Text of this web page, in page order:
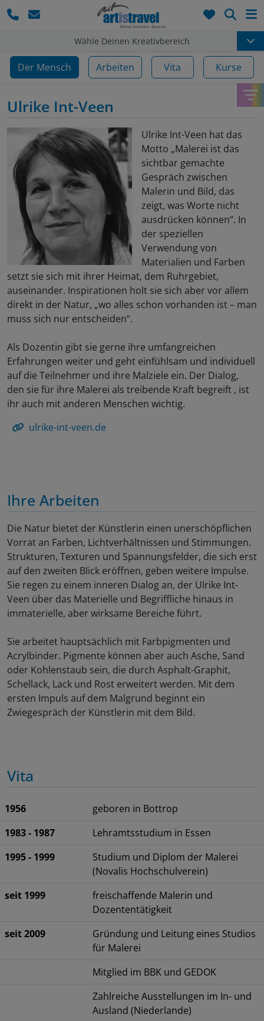
Wähle Deinen Kreativbereich
Der Mensch Arbeiten Vita Kurse
Ulrike Int-Veen
Ulrike Int-Veen hat das
Motto „Malerei ist das
sichtbar gemachte
Gespräch zwischen
Malerin und Bild, das
zeigt, was Worte nicht
ausdrücken können“. In
der speziellen
Verwendung von
Materialien und Farben
setzt sie sich mit ihrer Heimat, dem Ruhrgebiet,
auseinander. Inspirationen holt sie sich aber vor allem
direkt in der Natur, „wo alles schon vorhanden ist – man
muss sich nur entscheiden“.
Als Dozentin gibt sie gerne ihre umfangreichen
Erfahrungen weiter und geht einfühlsam und individuell
auf die Teilnehmer und ihre Malziele ein. Der Dialog,
den sie für ihre Malerei als treibende Kraft begreift , ist
ihr auch mit anderen Menschen wichtig.
ulrike-int-veen.de
Ihre Arbeiten
Die Natur bietet der Künstlerin einen unerschöpflichen
Vorrat an Farben, Lichtverhältnissen und Stimmungen.
Strukturen, Texturen und Spannungsfelder, die sich erst
auf den zweiten Blick eröffnen, geben weitere Impulse.
Sie regen zu einem inneren Dialog an, der Ulrike Int-
Veen über das Materielle und Begriffliche hinaus in
immaterielle, aber wirksame Bereiche führt.
Sie arbeitet hauptsächlich mit Farbpigmenten und
Acrylbinder. Pigmente können aber auch Asche, Sand
oder Kohlenstaub sein, die durch Asphalt-Graphit,
Schellack, Lack und Rost erweitert werden. Mit dem
ersten Impuls auf dem Malgrund beginnt ein
Zwiegespräch der Künstlerin mit dem Bild.
Vita
1956
geboren in Bottrop
1983 - 1987
Lehramtsstudium in Essen
1995 - 1999
Studium und Diplom der Malerei
(Novalis Hochschulverein)
seit 1999
freischaffende Malerin und
Dozententätigkeit
seit 2009
Gründung und Leitung eines Studios
für Malerei
Mitglied im BBK und GEDOK
Zahlreiche Ausstellungen im In- und
Ausland (Niederlande)